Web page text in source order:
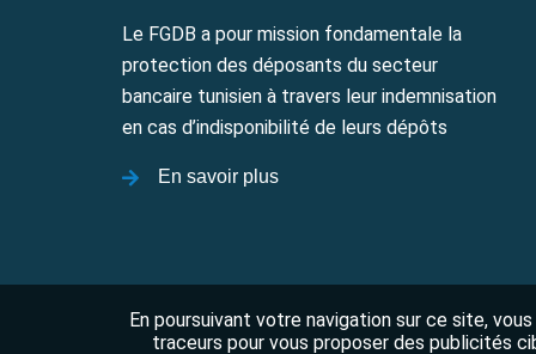
Le FGDB a pour mission fondamentale la
protection des déposants du secteur
bancaire tunisien à travers leur indemnisation
en cas d’indisponibilité de leurs dépôts
En savoir plus
En poursuivant votre navigation sur ce site,
traceurs pour vous proposer des publicités